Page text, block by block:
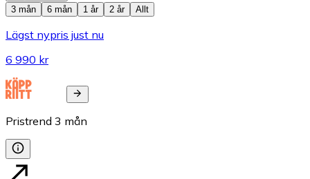
3 mån
6 mån 1 år 2 år Allt
Lägst nypris just nu
6 990 kr
Pristrend 3 mån